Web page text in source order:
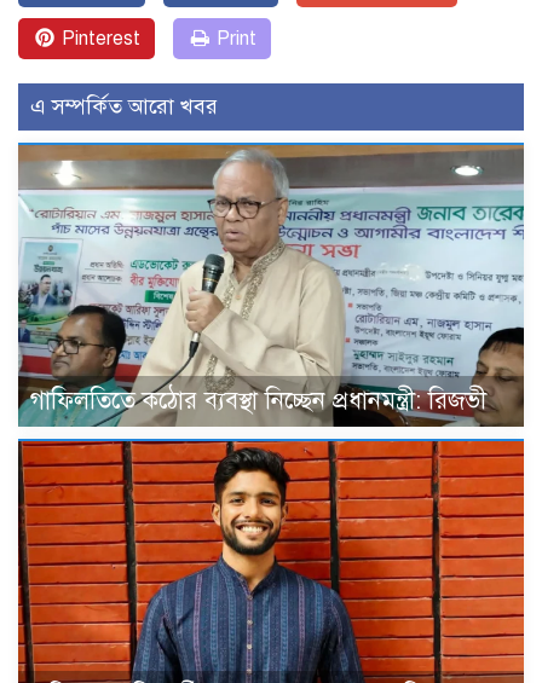
Pinterest Print
এ সম্পর্কিত আরো খবর
গাফিলতিতে কঠোর ব্যবস্থা নিচ্ছেন প্রধানমন্ত্রী: রিজভী